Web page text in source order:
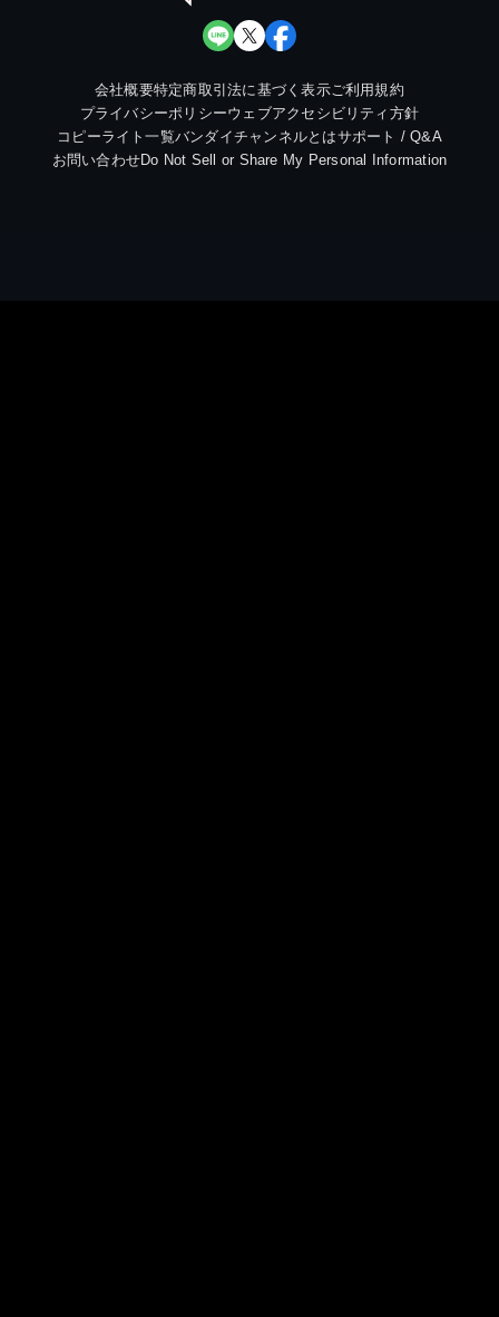
会社概要特定商取引法に基づく表示ご利用規約
プライバシーポリシーウェブアクセシビリティ方針
コピーライト一覧バンダイチャンネルとはサポート / Q&A
お問い合わせDo Not Sell or Share My Personal Information